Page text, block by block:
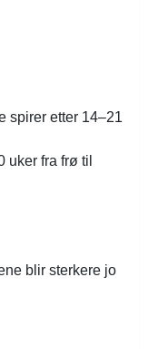
spirer etter 14–21
uker fra frø til
blir sterkere jo